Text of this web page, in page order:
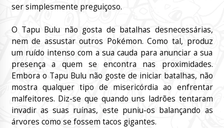
ser simplesmente preguiçoso.
O Tapu Bulu não gosta de batalhas desnecessárias,
nem de assustar outros Pokémon. Como tal, produz
um ruído intenso com a sua cauda para anunciar a sua
presença a quem se encontra nas proximidades.
Embora o Tapu Bulu não goste de iniciar batalhas, não
mostra qualquer tipo de misericórdia ao enfrentar
malfeitores. Diz-se que quando uns ladrões tentaram
invadir as suas ruínas, este puniu-os balançando as
árvores como se fossem tacos gigantes.